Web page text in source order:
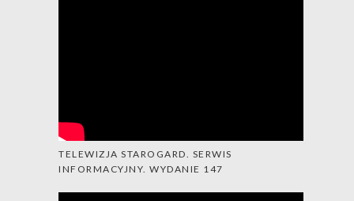
TELEWIZJA STAROGARD. SERWIS
INFORMACYJNY. WYDANIE 147